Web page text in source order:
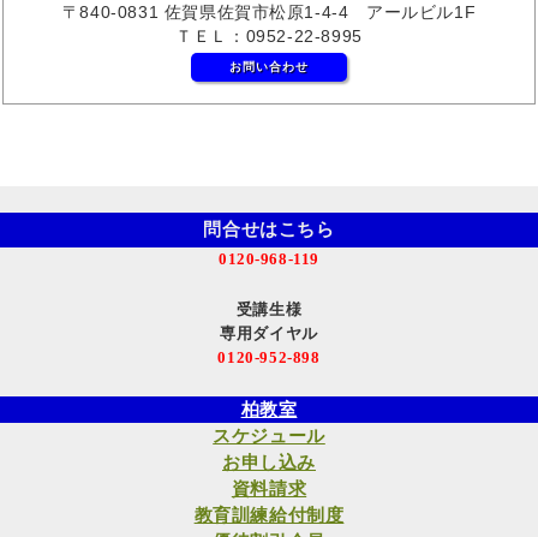
〒840-0831 佐賀県佐賀市松原1-4-4 アールビル1F
ＴＥＬ：0952-22-8995
お問い合わせ
問合せはこちら
0120-968-119
受講生様
専用ダイヤル
0120-952-898
柏教室
スケジュール
お申し込み
資料請求
教育訓練給付制度